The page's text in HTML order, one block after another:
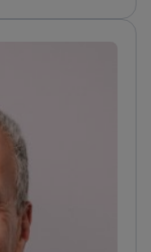
было
центр
время